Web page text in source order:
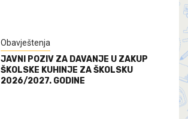
Obavještenja
JAVNI POZIV ZA DAVANJE U ZAKUP
ŠKOLSKE KUHINJE ZA ŠKOLSKU
2026/2027. GODINE